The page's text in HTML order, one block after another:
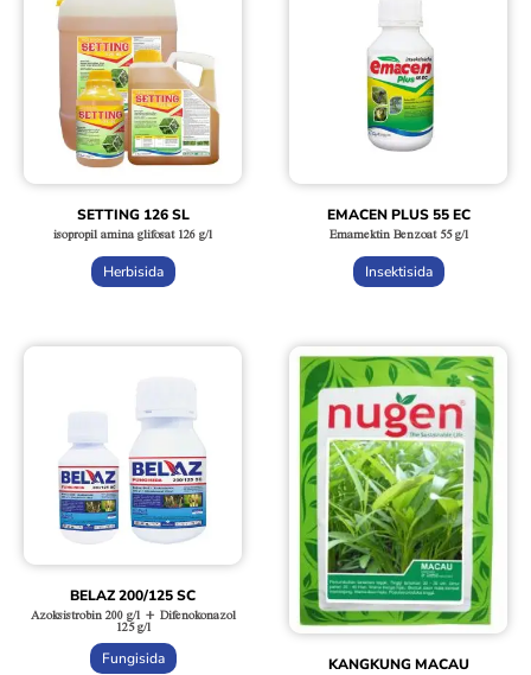
SETTING 126 SL
isopropil amina glifosat 126 g/l
Herbisida
EMACEN PLUS 55 EC
Emamektin Benzoat 55 g/l
Insektisida
BELAZ 200/125 SC
Azoksistrobin 200 g/l + Difenokonazol
125 g/l
Fungisida KANGKUNG MACAU